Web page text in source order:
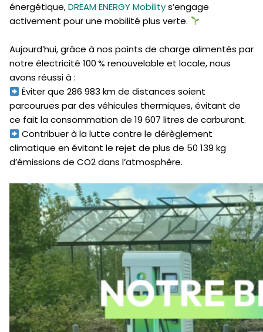
énergétique,DREAM ENERGY Mobilitys’engage
activement pour une mobilité plus verte.
Aujourd’hui, grâce à nos points de charge alimentés par
notre électricité 100 % renouvelable et locale, nous
avons réussi à :
Éviter que 286 983 km de distances soient
parcourues par des véhicules thermiques, évitant de
ce fait la consommation de 19 607 litres de carburant.
Contribuer à la lutte contre le dérèglement
climatique en évitant le rejet de plus de 50 139 kg
d’émissions de CO2 dans l’atmosphère.